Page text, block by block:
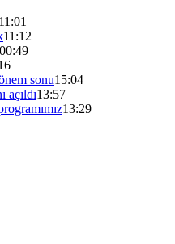
11:01
11:12
00:49
sonu15:04
açıldı13:57
13:29